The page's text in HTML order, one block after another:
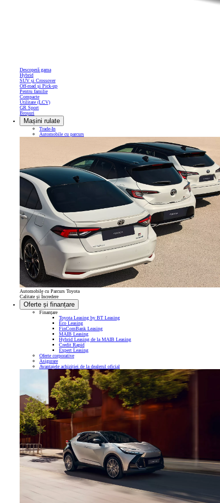
Descoperă gama
Hybrid
SUV și Crossover
Off-road și Pick-up
Pentru familie
Compacte
Utilitate (LCV)
GR Sport
Broșuri
Mașini rulate
Trade-In
Automobile cu parcurs
Automobile cu Parcurs Toyota
Calitate și Încredere
Oferte și finanțare
Finanțare
Toyota Leasing by BT Leasing
Eco Leasing
FinComBank Leasing
MAIB Leasing
Hybrid Leasing de la MAIB Leasing
Credit Rapid
Expert Leasing
Oferte corporative
Asigurare
Avantajele achiziției de la dealerul oficial